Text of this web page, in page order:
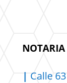
| Calle